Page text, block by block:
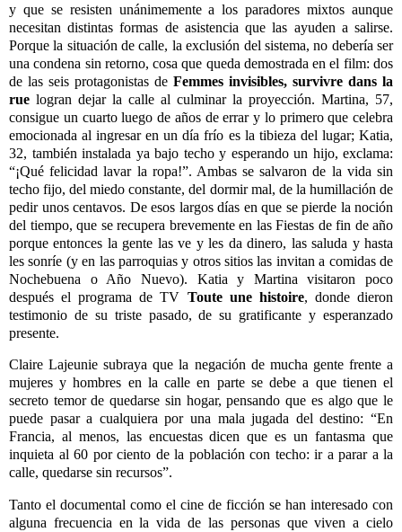
y que se resisten unánimemente a los paradores mixtos aunque
necesitan distintas formas de asistencia que las ayuden a salirse.
Porque la situación de calle, la exclusión del sistema, no debería ser
una condena sin retorno, cosa que queda demostrada en el film: dos
de las seis protagonistas de Femmes invisibles, survivre dans la
rue logran dejar la calle al culminar la proyección. Martina, 57,
consigue un cuarto luego de años de errar y lo primero que celebra
emocionada al ingresar en un día frío es la tibieza del lugar; Katia,
32, también instalada ya bajo techo y esperando un hijo, exclama:
“¡Qué felicidad lavar la ropa!”. Ambas se salvaron de la vida sin
techo fijo, del miedo constante, del dormir mal, de la humillación de
pedir unos centavos. De esos largos días en que se pierde la noción
del tiempo, que se recupera brevemente en las Fiestas de fin de año
porque entonces la gente las ve y les da dinero, las saluda y hasta
les sonríe (y en las parroquias y otros sitios las invitan a comidas de
Nochebuena o Año Nuevo). Katia y Martina visitaron poco
después el programa de TV Toute une histoire, donde dieron
testimonio de su triste pasado, de su gratificante y esperanzado
presente.
Claire Lajeunie subraya que la negación de mucha gente frente a
mujeres y hombres en la calle en parte se debe a que tienen el
secreto temor de quedarse sin hogar, pensando que es algo que le
puede pasar a cualquiera por una mala jugada del destino: “En
Francia, al menos, las encuestas dicen que es un fantasma que
inquieta al 60 por ciento de la población con techo: ir a parar a la
calle, quedarse sin recursos”.
Tanto el documental como el cine de ficción se han interesado con
alguna frecuencia en la vida de las personas que viven a cielo